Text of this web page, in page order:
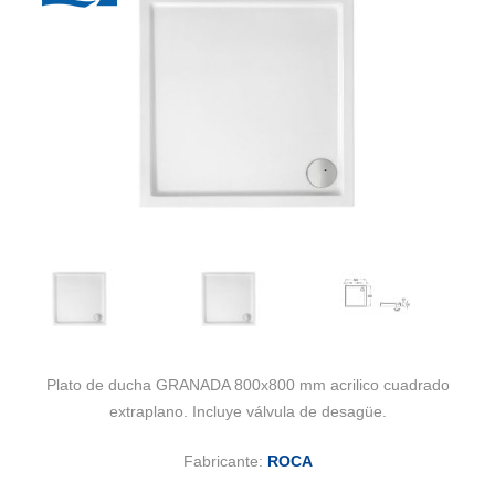
Plato de ducha GRANADA 800x800 mm acrilico cuadrado
extraplano. Incluye válvula de desagüe.
Fabricante: ROCA